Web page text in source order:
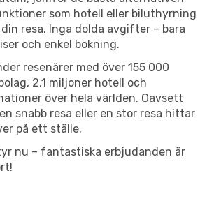
som hotell eller biluthyrning
resa. Inga dolda avgifter – bara
och enkel bokning.
resenärer med över 155 000
2,1 miljoner hotell och
över hela världen. Oavsett
snabb resa eller en stor resa hittar
på ett ställe.
nu – fantastiska erbjudanden är